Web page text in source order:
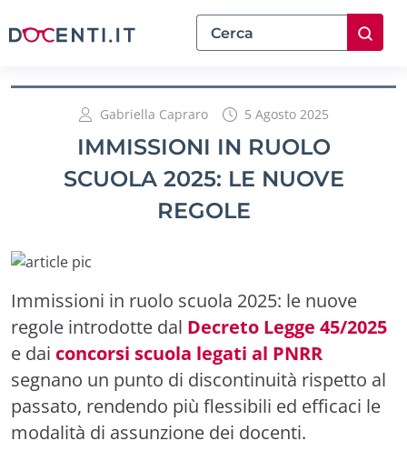
Gabriella Capraro 5 Agosto 2025
IMMISSIONI IN RUOLO
SCUOLA 2025: LE NUOVE
REGOLE
Immissioni in ruolo scuola 2025: le nuove
regole introdotte dal Decreto Legge 45/2025
e dai concorsi scuola legati al PNRR
segnano un punto di discontinuità rispetto al
passato, rendendo più flessibili ed efficaci le
modalità di assunzione dei docenti.